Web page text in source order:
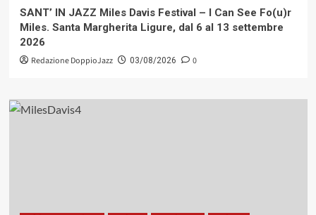
SANT’ IN JAZZ Miles Davis Festival – I Can See Fo(u)r
Miles. Santa Margherita Ligure, dal 6 al 13 settembre
2026
Redazione DoppioJazz 03/08/2026 0